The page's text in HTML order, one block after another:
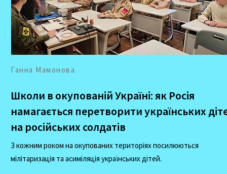
Ганна Мамонова
Школи в окупованій Україні: як Росія
намагається перетворити українських
на російських солдатів
З кожним роком на окупованих територіях посилюються
мілітаризація та асиміляція українських дітей.